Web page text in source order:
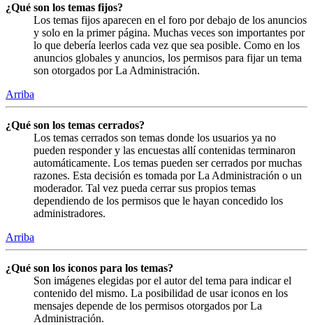
¿Qué son los temas fijos?
Los temas fijos aparecen en el foro por debajo de los anuncios
y solo en la primer página. Muchas veces son importantes por
lo que debería leerlos cada vez que sea posible. Como en los
anuncios globales y anuncios, los permisos para fijar un tema
son otorgados por La Administración.
Arriba
¿Qué son los temas cerrados?
Los temas cerrados son temas donde los usuarios ya no
pueden responder y las encuestas allí contenidas terminaron
automáticamente. Los temas pueden ser cerrados por muchas
razones. Esta decisión es tomada por La Administración o un
moderador. Tal vez pueda cerrar sus propios temas
dependiendo de los permisos que le hayan concedido los
administradores.
Arriba
¿Qué son los iconos para los temas?
Son imágenes elegidas por el autor del tema para indicar el
contenido del mismo. La posibilidad de usar iconos en los
mensajes depende de los permisos otorgados por La
Administración.